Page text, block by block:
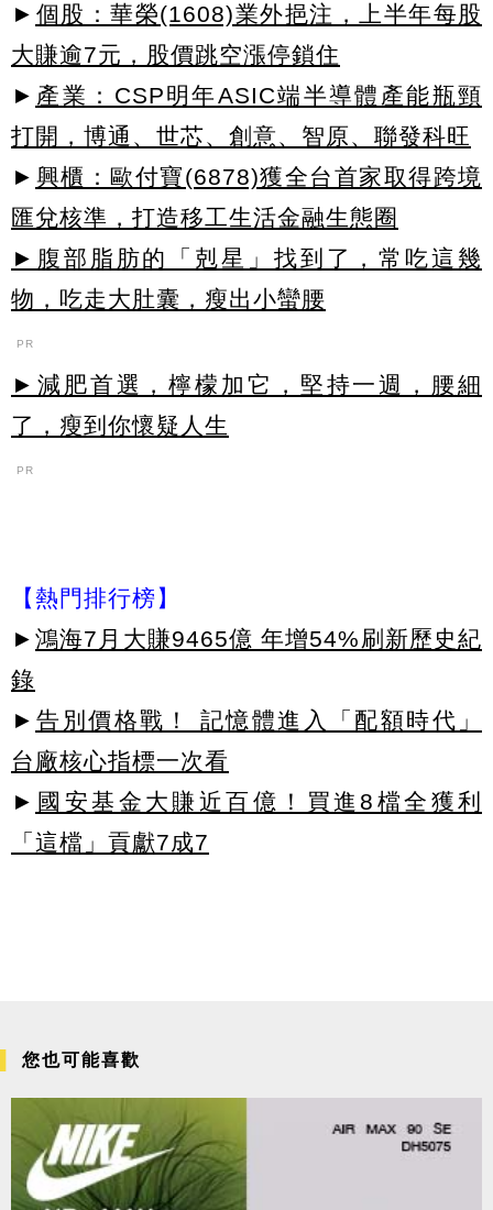
► 個股：華榮(1608)業外挹注，上半年每股
大賺逾7元，股價跳空漲停鎖住
► 產業：CSP明年ASIC端半導體產能瓶頸
打開，博通、世芯、創意、智原、聯發科旺
► 興櫃：歐付寶(6878)獲全台首家取得跨境
匯兌核準，打造移工生活金融生態圈
►腹部脂肪的「剋星」找到了，常吃這幾
物，吃走大肚囊，瘦出小蠻腰
PR
►減肥首選，檸檬加它，堅持一週，腰細
了，瘦到你懷疑人生
PR
【熱門排行榜】
► 鴻海7月大賺9465億 年增54%刷新歷史紀
錄
► 告別價格戰！ 記憶體進入「配額時代」
台廠核心指標一次看
► 國安基金大賺近百億！買進8檔全獲利
「這檔」貢獻7成7
您也可能喜歡